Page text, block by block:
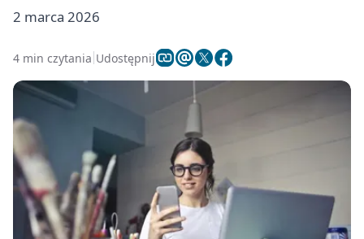
2 marca 2026
4 min czytania Udostępnij